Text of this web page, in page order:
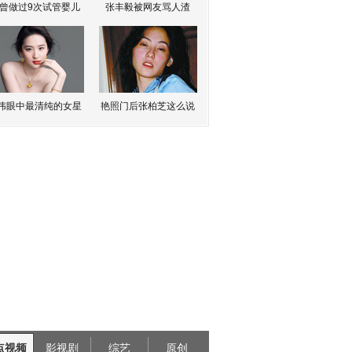
做过9次试管婴儿 张丰毅被网友骂人渣
眼中最清纯的女星 艳照门后张柏芝这么说
视频 影视剧 综艺 原创